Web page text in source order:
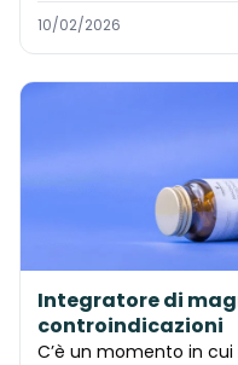
10/02/2026
Integratore di
controindicazioni
C’è un momento in